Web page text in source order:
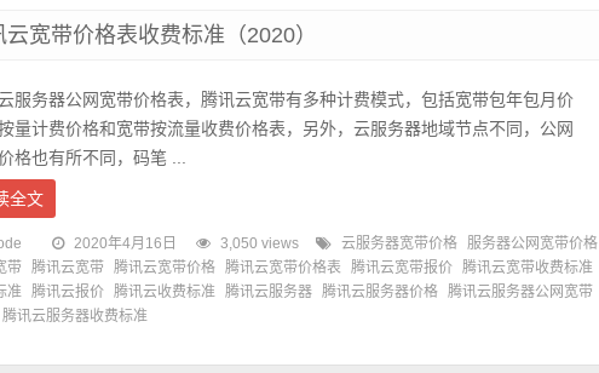
云宽带价格表收费标准（2020）
服务器公网宽带价格表，腾讯云宽带有多种计费模式，包括宽带包年包月价
量计费价格和宽带按流量收费价格表，另外，云服务器地域节点不同，公网
格也有所不同，码笔 ...
全文
2020年4月16日 3,050 views 云服务器宽带价格 服务器公网宽带价格
带
腾讯云宽带 腾讯云宽带价格 腾讯云宽带价格表 腾讯云宽带报价 腾讯云宽带收费标准
准 腾讯云报价 腾讯云收费标准 腾讯云服务器 腾讯云服务器价格 腾讯云服务器公网宽带
腾讯云服务器收费标准